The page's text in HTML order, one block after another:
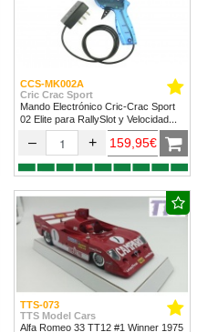
CCS-MK002A
Cric Crac Sport
Mando Electrónico Cric-Crac Sport
02 Elite para RallySlot y Velocidad
1/32 & 1/24
– + 159,95€
TTS-073
TTS Model Cars
Alfa Romeo 33 TT12 #1 Winner 1975